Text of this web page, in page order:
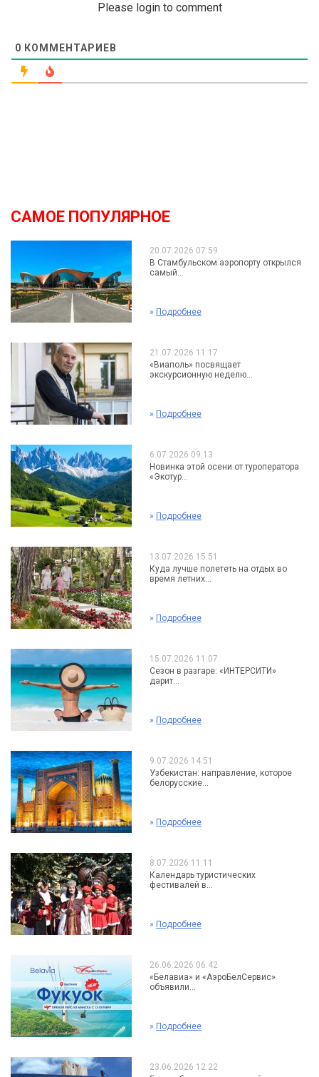
Please login to comment
0 КОММЕНТАРИЕВ
САМОЕ ПОПУЛЯРНОЕ
20.07.2026 07:59
В Стамбульском аэропорту открылся
самый...
» Подробнее
21.07.2026 11:17
«Виаполь» посвящает
экскурсионную неделю...
» Подробнее
6.07.2026 09:13
Новинка этой осени от туроператора
«Экотур...
» Подробнее
13.07.2026 15:51
Куда лучше полететь на отдых во
время летних...
» Подробнее
15.07.2026 11:07
Сезон в разгаре: «ИНТЕРСИТИ»
дарит...
» Подробнее
9.07.2026 14:51
Узбекистан: направление, которое
белорусские...
» Подробнее
8.07.2026 11:11
Календарь туристических
фестивалей в...
» Подробнее
26.06.2026 06:42
«Белавиа» и «АэроБелСервис»
объявили...
» Подробнее
23.06.2026 12:22